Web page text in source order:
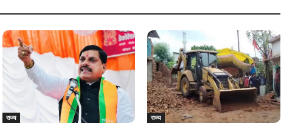
राज्य राज्य